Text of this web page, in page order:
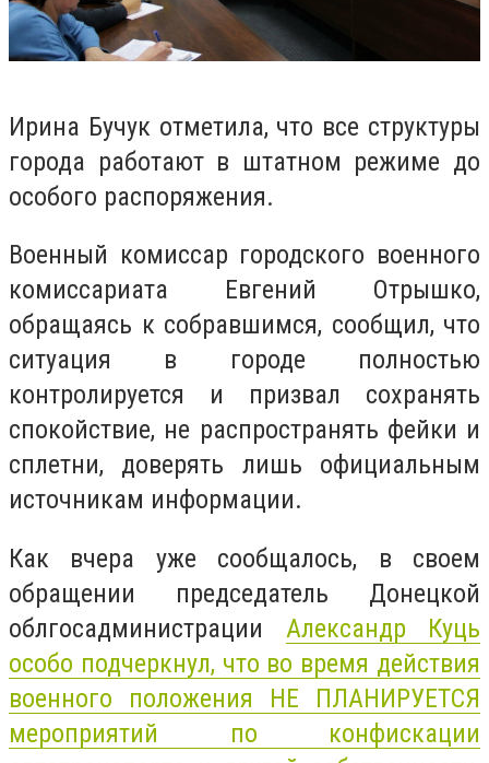
Ирина Бучук отметила, что все структуры
города работают в штатном режиме до
особого распоряжения.
Военный комиссар городского военного
комиссариата Евгений Отрышко,
обращаясь к собравшимся, сообщил, что
ситуация в городе полностью
контролируется и призвал сохранять
спокойствие, не распространять фейки и
сплетни, доверять лишь официальным
источникам информации.
Как вчера уже сообщалось, в своем
обращении председатель Донецкой
облгосадминистрации Александр Куць
особо подчеркнул, что во время действия
военного положения НЕ ПЛАНИРУЕТСЯ
мероприятий по конфискации